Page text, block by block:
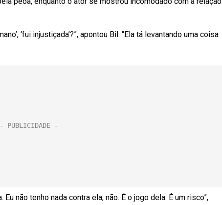
‘fui injustiçada’?”, apontou Bil. “Ela tá levantando uma coisa
não tenho nada contra ela, não. É o jogo dela. É um risco”,